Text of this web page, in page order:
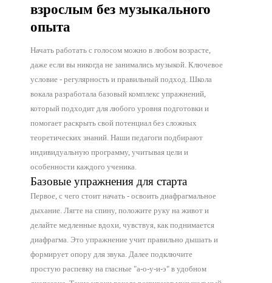
взрослым без музыкального
опыта
Начать работать с голосом можно в любом возрасте,
даже если вы никогда не занимались музыкой. Ключевое
условие - регулярность и правильный подход. Школа
вокала разработала базовый комплекс упражнений,
который подходит для любого уровня подготовки и
помогает раскрыть свой потенциал без сложных
теоретических знаний. Наши педагоги подбирают
индивидуальную программу, учитывая цели и
особенности каждого ученика.
Базовые упражнения для старта
Первое, с чего стоит начать - освоить диафрагмальное
дыхание. Лягте на спину, положите руку на живот и
делайте медленные вдохи, чувствуя, как поднимается
диафрагма. Это упражнение учит правильно дышать и
формирует опору для звука. Далее подключите
простую распевку на гласные "а-о-у-и-э" в удобном